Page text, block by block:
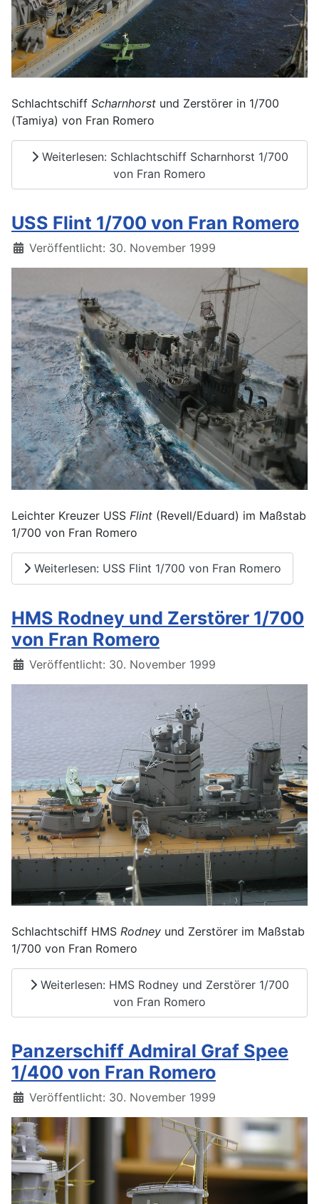
Schlachtschiff Scharnhorst und Zerstörer in 1/700
(Tamiya) von Fran Romero
Weiterlesen: Schlachtschiff Scharnhorst 1/700
von Fran Romero
USS Flint 1/700 von Fran Romero
Details
Veröffentlicht: 30. November 1999
Leichter Kreuzer USS Flint (Revell/Eduard) im Maßstab
1/700 von Fran Romero
Weiterlesen: USS Flint 1/700 von Fran Romero
HMS Rodney und Zerstörer 1/700
von Fran Romero
Details
Veröffentlicht: 30. November 1999
Schlachtschiff HMS Rodney und Zerstörer im Maßstab
1/700 von Fran Romero
Weiterlesen: HMS Rodney und Zerstörer 1/700
von Fran Romero
Panzerschiff Admiral Graf Spee
1/400 von Fran Romero
Details
Veröffentlicht: 30. November 1999